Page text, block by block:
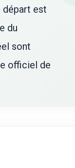
départ est
du
sont
officiel de